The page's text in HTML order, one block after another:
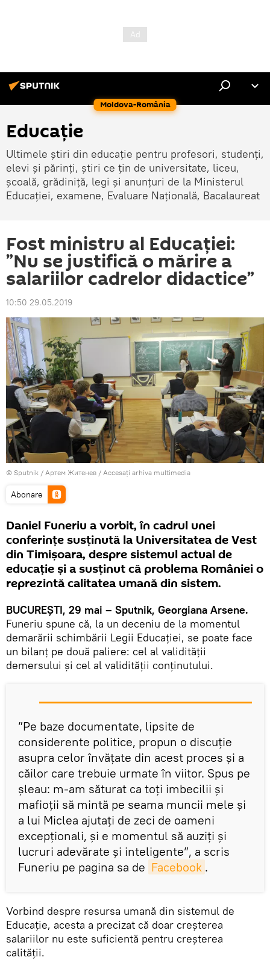
Moldova-România
Educație
Ultimele știri din educație pentru profesori, studenți,
elevi și părinți, știri ce țin de universitate, liceu,
școală, grădiniță, legi și anunțuri de la Ministerul
Educației, examene, Evaluare Națională, Bacalaureat
Fost ministru al Educației:
”Nu se justifică o mărire a
salariilor cadrelor didactice”
10:50 29.05.2019
© Sputnik / Артем Житенев / Accesați arhiva multimedia
Abonare
Daniel Funeriu a vorbit, în cadrul unei
conferințe susținută la Universitatea de Vest
din Timișoara, despre sistemul actual de
educație și a susținut că problema României o
reprezintă calitatea umană din sistem.
BUCUREȘTI, 29 mai – Sputnik, Georgiana Arsene.
Funeriu spune că, la un deceniu de la momentul
demarării schimbării Legii Educației, se poate face
un bilanț pe două paliere: cel al validității
demersului și cel al validității conținutului.
”Pe baze documentate, lipsite de
considerente politice, propun o discuție
asupra celor învățate din acest proces și a
căilor care trebuie urmate în viitor. Spus pe
șleau: m-am săturat ca toți imbecilii și
mafioții să mintă pe seama muncii mele și
a lui Miclea ajutați de zeci de oameni
excepționali, și e momentul să auziți și
lucruri adevărate și inteligente”, a scris
Funeriu pe pagina sa de Facebook .
Vorbind despre resursa umană din sistemul de
Educație, acesta a precizat că doar creșterea
salariilor nu este suficientă pentru creșterea
calității.